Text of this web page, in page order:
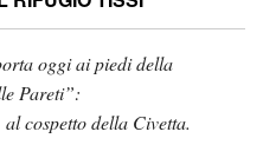
oggi ai piedi della
Pareti”:
cospetto della Civetta.